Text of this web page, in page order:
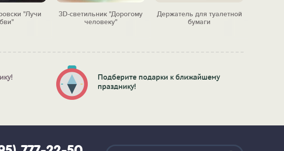
"Лучи
3D-светильник "Дорогому
человеку"
Держатель для туалетной
бумаги
Подберите подарки к ближайшему
празднику!